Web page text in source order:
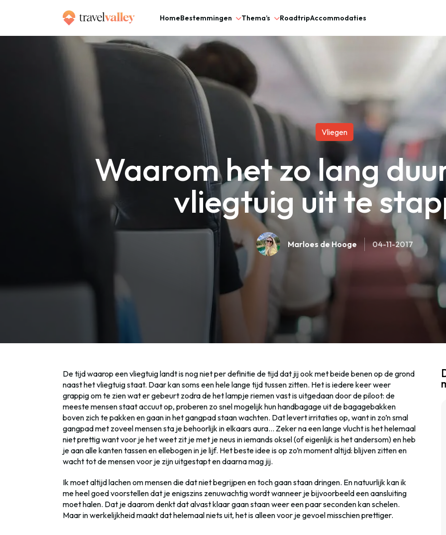
HomeBestemmingen Thema’s RoadtripAccommodaties
Waarom het zo lang duurt om een vliegtuig uit te stappen
Vliegen
Waarom het zo lang
vliegtuig uit te
Marloes de Hooge 04-11-2017
De tijd waarop een vliegtuig landt is nog niet per definitie de tijd dat jij ook met beide benen op de grond
naast het vliegtuig staat. Daar kan soms een hele lange tijd tussen zitten. Het is iedere keer weer
grappig om te zien wat er gebeurt zodra de het lampje riemen vast is uitgedaan door de piloot: de
meeste mensen staat accuut op, proberen zo snel mogelijk hun handbagage uit de bagagebakken
boven zich te pakken en gaan in het gangpad staan wachten. Dat levert irritaties op, want in zo’n smal
gangpad met zoveel mensen sta je behoorlijk in elkaars aura… Zeker na een lange vlucht is het helemaal
niet prettig want voor je het weet zit je met je neus in iemands oksel (of eigenlijk is het andersom) en heb
je aan alle kanten tassen en ellebogen in je lijf. Het beste idee is op zo’n moment altijd: blijven zitten en
wacht tot de mensen voor je zijn uitgestapt en daarna mag jij.
Ik moet altijd lachen om mensen die dat niet begrijpen en toch gaan staan dringen. En natuurlijk kan ik
me heel goed voorstellen dat je enigszins zenuwachtig wordt wanneer je bijvoorbeeld een aansluiting
moet halen. Dat je daarom denkt dat alvast klaar gaan staan weer een paar seconden kan schelen.
Maar in werkelijkheid maakt dat helemaal niets uit, het is alleen voor je gevoel misschien prettiger.